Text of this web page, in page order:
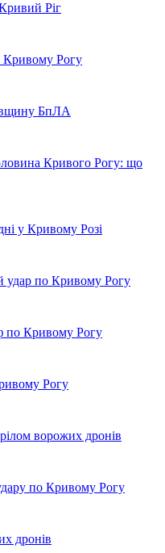
Ріг
Кривому Рогу
БпЛА
Кривого Рогу: що
у Кривому Розі
удар по Кривому Рогу
по Кривому Рогу
Рогу
ворожих дронів
по Кривому Рогу
дронів